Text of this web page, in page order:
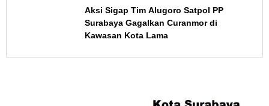
Aksi Sigap Tim Alugoro Satpol PP
Surabaya Gagalkan Curanmor di
Kawasan Kota Lama